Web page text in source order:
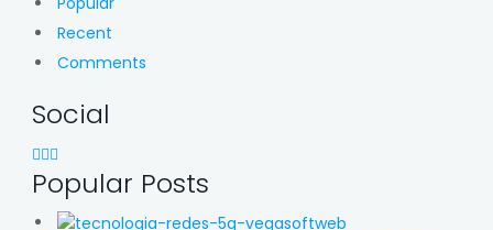
Recent
Comments
Social
Popular Posts